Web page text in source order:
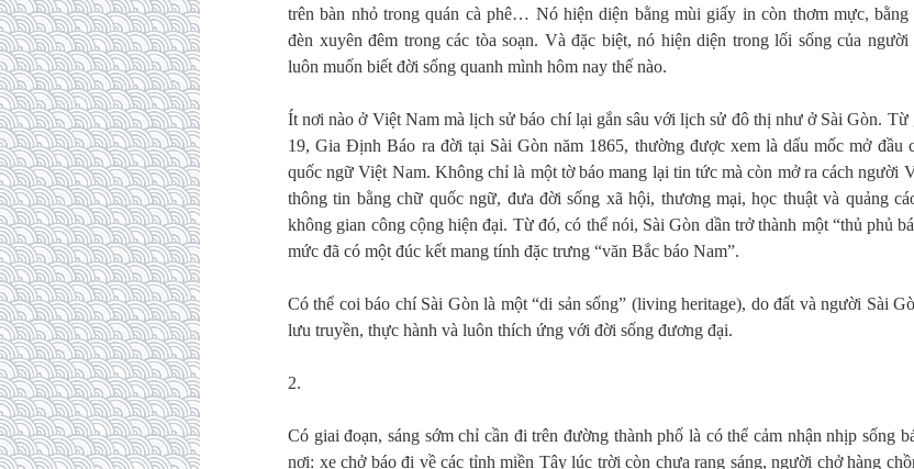
trên bàn nhỏ trong quán cà phê… Nó hiện diện bằng mùi giấy in còn thơm mực, bằng
đèn xuyên đêm trong các tòa soạn. Và đặc biệt, nó hiện diện trong lối sống của người
luôn muốn biết đời sống quanh mình hôm nay thế nào.
Ít nơi nào ở Việt Nam mà lịch sử báo chí lại gắn sâu với lịch sử đô thị như ở Sài Gòn. Từ
19, Gia Định Báo ra đời tại Sài Gòn năm 1865, thường được xem là dấu mốc mở đầu
quốc ngữ Việt Nam. Không chỉ là một tờ báo mang lại tin tức mà còn mở ra cách người
thông tin bằng chữ quốc ngữ, đưa đời sống xã hội, thương mại, học thuật và quảng
không gian công cộng hiện đại. Từ đó, có thể nói, Sài Gòn dần trở thành một “thủ phủ
mức đã có một đúc kết mang tính đặc trưng “văn Bắc báo Nam”.
Có thể coi báo chí Sài Gòn là một “di sản sống” (living heritage), do đất và người Sài
lưu truyền, thực hành và luôn thích ứng với đời sống đương đại.
2.
Có giai đoạn, sáng sớm chỉ cần đi trên đường thành phố là có thể cảm nhận nhịp sống
nơi: xe chở báo đi về các tỉnh miền Tây lúc trời còn chưa rạng sáng, người chở hàng